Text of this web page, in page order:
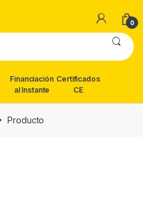
0
Financiación
al Instante
Certificados
CE
Producto